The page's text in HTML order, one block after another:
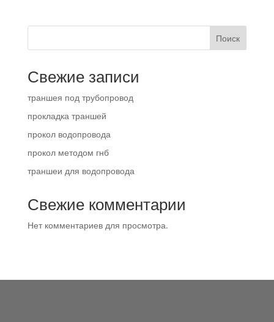
Поиск
Свежие записи
траншея под трубопровод
прокладка траншей
прокол водопровода
прокол методом гнб
траншеи для водопровода
Свежие комментарии
Нет комментариев для просмотра.